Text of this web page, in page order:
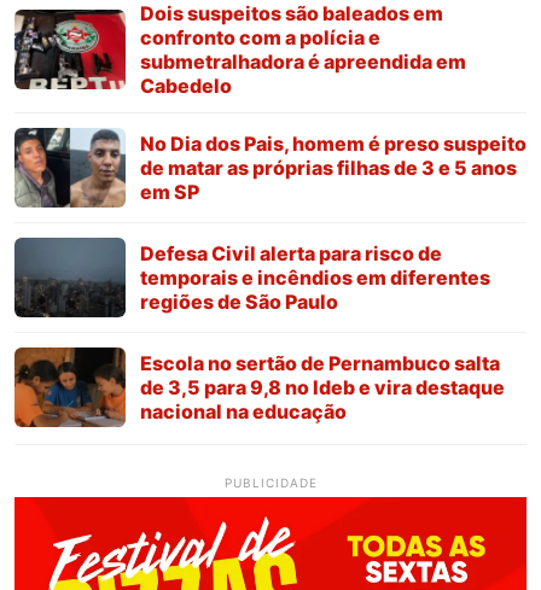
Dois suspeitos são baleados em
confronto com a polícia e
submetralhadora é apreendida em
Cabedelo
No Dia dos Pais, homem é preso suspeito
de matar as próprias filhas de 3 e 5 anos
em SP
Defesa Civil alerta para risco de
temporais e incêndios em diferentes
regiões de São Paulo
Escola no sertão de Pernambuco salta
de 3,5 para 9,8 no Ideb e vira destaque
nacional na educação
PUBLICIDADE